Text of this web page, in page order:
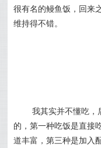
很有名的鳗鱼饭，回来
维持得不错。
我其实并不懂吃
的，第一种吃饭是直接
道丰富，第三种是加入